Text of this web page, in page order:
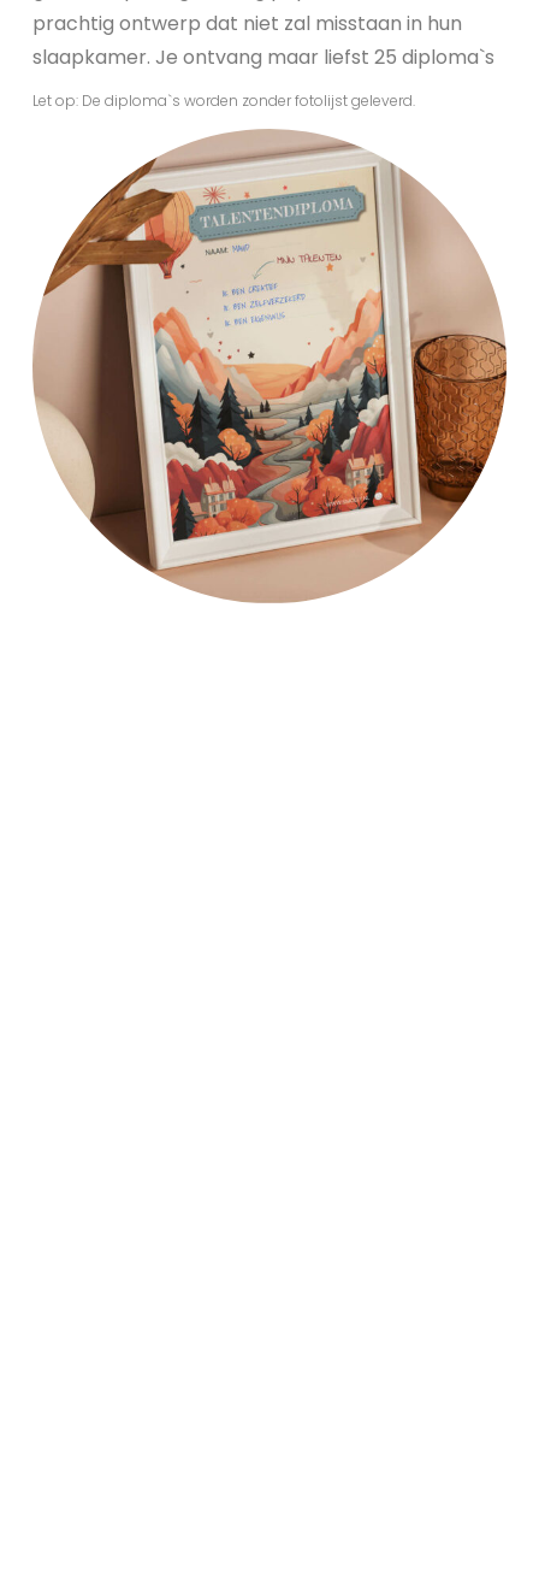
prachtig ontwerp dat niet zal misstaan in hun
slaapkamer. Je ontvang maar liefst 25 diploma`s
Let op: De diploma`s worden zonder fotolijst geleverd.